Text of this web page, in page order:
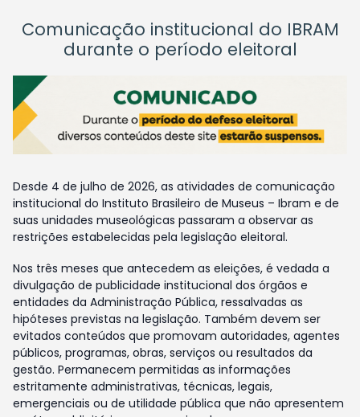
Comunicação institucional do IBRAM
durante o período eleitoral
Desde 4 de julho de 2026, as atividades de comunicação
institucional do Instituto Brasileiro de Museus – Ibram e de
suas unidades museológicas passaram a observar as
restrições estabelecidas pela legislação eleitoral.
Nos três meses que antecedem as eleições, é vedada a
divulgação de publicidade institucional dos órgãos e
entidades da Administração Pública, ressalvadas as
hipóteses previstas na legislação. Também devem ser
evitados conteúdos que promovam autoridades, agentes
públicos, programas, obras, serviços ou resultados da
gestão. Permanecem permitidas as informações
estritamente administrativas, técnicas, legais,
emergenciais ou de utilidade pública que não apresentem